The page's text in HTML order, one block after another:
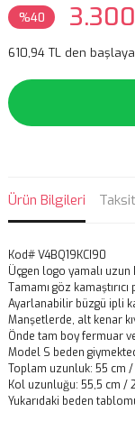
%40
610,94 TL den
Ürün Bilgileri
Kod# V4BQ19KCI90
Üçgen logo yamalı
Tamamı göz
Ayarlanabilir büzgü ipli
Manşetlerde, alt kenar
Önde tam boy fermuar
Model S beden
Toplam uzunluk: 55 cm /
Kol uzunluğu: 55,5 cm /
Yukarıdaki beden